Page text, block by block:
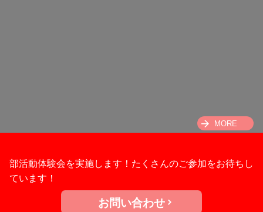
MORE
部活動体験会を実施します！たくさんのご参加をお待ちし
ています！
お問い合わせ